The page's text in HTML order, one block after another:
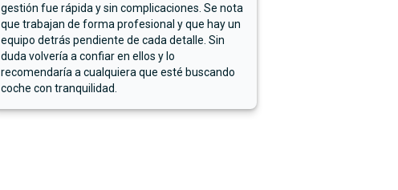
gestión fue rápida y sin complicaciones. Se nota
que trabajan de forma profesional y que hay un
equipo detrás pendiente de cada detalle. Sin
duda volvería a confiar en ellos y lo
recomendaría a cualquiera que esté buscando
coche con tranquilidad.